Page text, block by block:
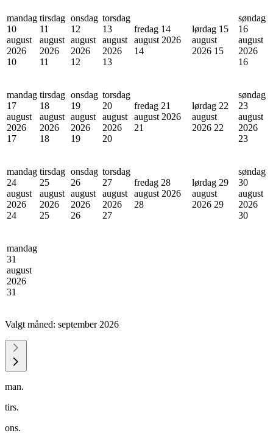
mandag
10
august
2026
10
tirsdag
11
august
2026
11
onsdag
12
august
2026
12
torsdag
13
august
2026
13
fredag 14
august 2026
14
lørdag 15
august
2026 15
søndag
16
august
2026
16
mandag
17
august
2026
17
tirsdag
18
august
2026
18
onsdag
19
august
2026
19
torsdag
20
august
2026
20
fredag 21
august 2026
21
lørdag 22
august
2026 22
søndag
23
august
2026
23
mandag
24
august
2026
24
tirsdag
25
august
2026
25
onsdag
26
august
2026
26
torsdag
27
august
2026
27
fredag 28
august 2026
28
lørdag 29
august
2026 29
søndag
30
august
2026
30
mandag
31
august
2026
31
Valgt måned: september 2026
man.
tirs.
ons.